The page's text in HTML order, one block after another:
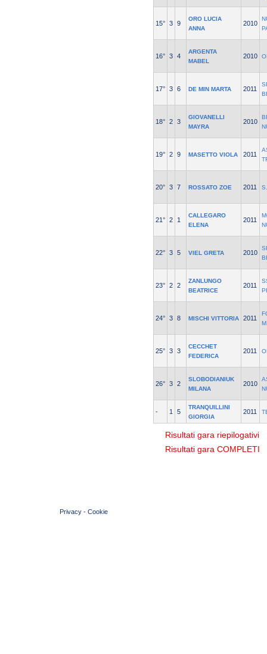
15° 3 9
ORO LUCIA
ANNA
2010
16° 3 4
ARGENTA
MABEL
2010
17° 3 6 DE MIN MARTA 2011
18° 2 3
GIOVANELLI
MAYRA
2010
19° 2 9 MASETTO VIOLA 2011
20° 3 7 ROSSATO ZOE 2011
21° 2 1
CALLEGARO
ELENA
2011
22° 3 5 VIEL GRETA 2010
23° 2 2
ZANLUNGO
BEATRICE
2011
24° 3 8 MISCHI VITTORIA 2011
25° 3 3
CECCHET
FEDERICA
2011
26° 3 2
SLOBODIANIUK
MILANA
2010
- 1 5
TRANQUILLINI
GIORGIA
2011
Risultati gara riepilogativi
Risultati gara COMPLETI
Privacy - Cookie